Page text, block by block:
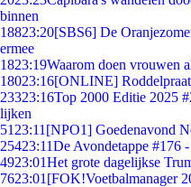
binnen
18823:20[SBS6] De
ermee
1823:19Waarom doen vrouwen
18023:16[ONLINE]
23323:16Top 2000 Editie 2025
lijken
51 23:11 [NPO1] Goedenavond
25423:11De Avondetappe #176
4923:01Het grote dagelijkse
7623:01 [FOK!Voetbalmanager